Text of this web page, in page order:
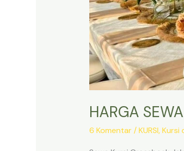
HARGA
6 Komentar /KURSI,Kursi